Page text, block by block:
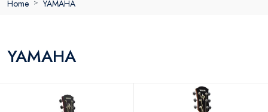
Home YAMAHA
YAMAHA